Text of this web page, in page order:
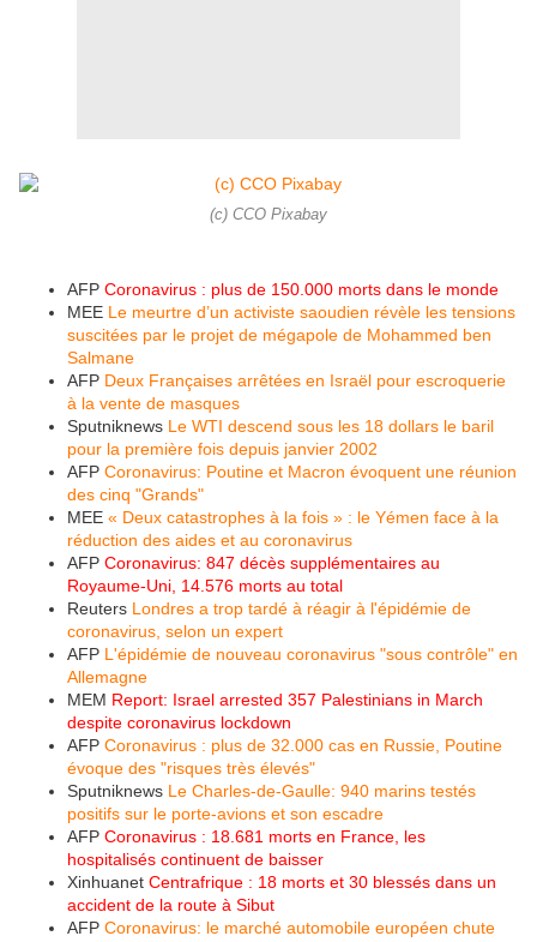
(c) CCO Pixabay
AFP Coronavirus : plus de 150.000 morts dans le monde
MEE Le meurtre d’un activiste saoudien révèle les tensions
suscitées par le projet de mégapole de Mohammed ben
Salmane
AFP Deux Françaises arrêtées en Israël pour escroquerie
à la vente de masques
Sputniknews Le WTI descend sous les 18 dollars le baril
pour la première fois depuis janvier 2002
AFP Coronavirus: Poutine et Macron évoquent une réunion
des cinq "Grands"
MEE « Deux catastrophes à la fois » : le Yémen face à la
réduction des aides et au coronavirus
AFP Coronavirus: 847 décès supplémentaires au
Royaume-Uni, 14.576 morts au total
Reuters Londres a trop tardé à réagir à l'épidémie de
coronavirus, selon un expert
AFP L'épidémie de nouveau coronavirus "sous contrôle" en
Allemagne
MEM Report: Israel arrested 357 Palestinians in March
despite coronavirus lockdown
AFP Coronavirus : plus de 32.000 cas en Russie, Poutine
évoque des "risques très élevés"
Sputniknews Le Charles-de-Gaulle: 940 marins testés
positifs sur le porte-avions et son escadre
AFP Coronavirus : 18.681 morts en France, les
hospitalisés continuent de baisser
Xinhuanet Centrafrique : 18 morts et 30 blessés dans un
accident de la route à Sibut
AFP Coronavirus: le marché automobile européen chute